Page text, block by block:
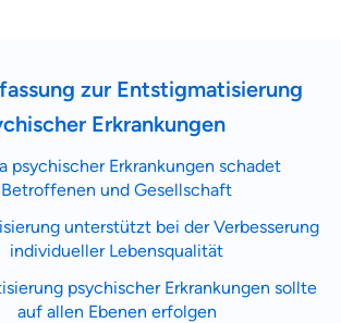
zur Entstigmatisierung
Erkrankungen
psychischer Erkrankungen schadet
Betroffenen und Gesellschaft
unterstützt bei der Verbesserung
individueller Lebensqualität
psychischer Erkrankungen sollte
auf allen Ebenen erfolgen
meiner Daten erkläre ich meineEinwilligungzur
ottonova.
zu deinen Informationen